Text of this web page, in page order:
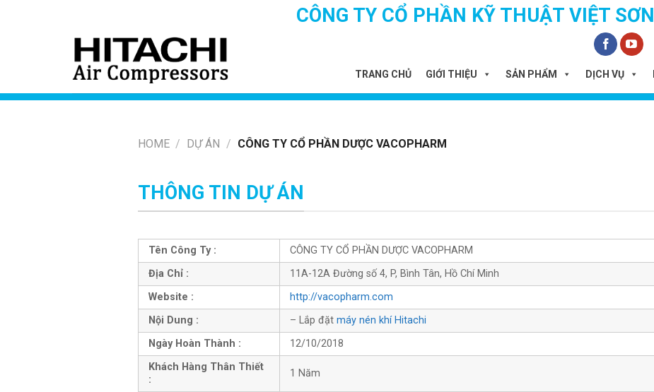
CÔNG TY CỔ PHẦN KỸ THUẬT VIỆT SƠN
TRANG CHỦ GIỚI THIỆU SẢN PHẨM DỊCH VỤ
HOME / DỰ ÁN / CÔNG TY CỔ PHẦN DƯỢC VACOPHARM
THÔNG TIN DỰ ÁN
Tên Công Ty :
CÔNG TY CỔ PHẦN DƯỢC VACOPHARM
Địa Chỉ :
11A-12A Đường số 4, P, Bình Tân, Hồ Chí Minh
Website :
http://vacopharm.com
Nội Dung :
– Lắp đặt máy nén khí Hitachi
Ngày Hoàn Thành :
12/10/2018
Khách Hàng Thân Thiết
:
1 Năm